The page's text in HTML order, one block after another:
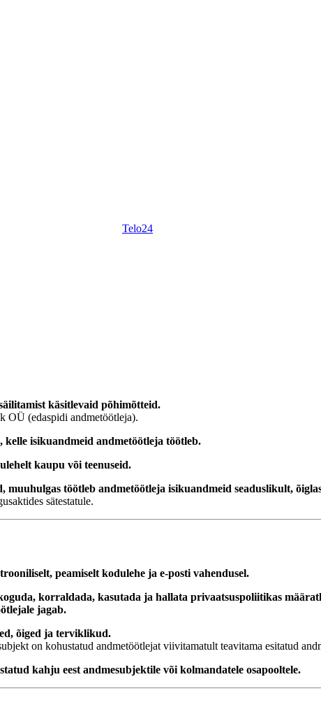
Telo24
käsitlevaid põhimõtteid.
OÜ (edaspidi andmetöötleja).
isikuandmeid andmetöötleja töötleb.
kaupu või teenuseid.
töötleb andmetöötleja isikuandmeid seaduslikult,
sätestatule.
peamiselt kodulehe ja e-posti vahendusel.
korraldada, kasutada ja hallata privaatsuspoliitikas
jagab.
õiged ja terviklikud.
on kohustatud andmetöötlejat viivitamatult teavitama esitatud
kahju eest andmesubjektile või kolmandatele osapooltele.